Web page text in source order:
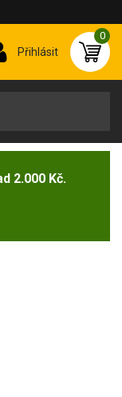
Přihlásit
0
2.000 Kč.